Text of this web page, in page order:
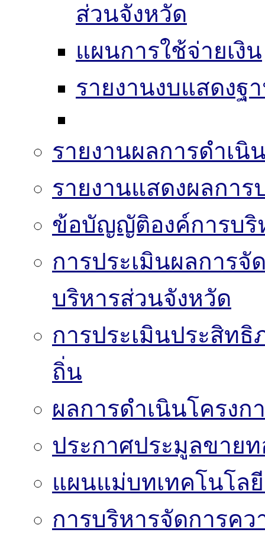
ส่วนจังหวัด
แผนการใช้จ่ายเงิน
รายงานงบแสดงฐ
รายงานผลการดำเ
รายงานแสดงผลกา
ข้อบัญญัติองค์การบริ
การประเมินผลการ
บริหารส่วนจังหวัด
การประเมินประสิท
ถิ่น
ผลการดำเนินโครงก
ประกาศประมูลขาย
แผนแม่บทเทคโนโล
การบริหารจัดการคว